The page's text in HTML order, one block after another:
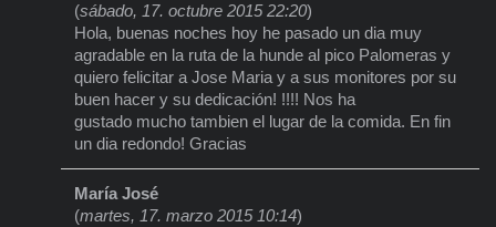
(sábado, 17. octubre 2015 22:20)
Hola, buenas noches hoy he pasado un dia muy
agradable en la ruta de la hunde al pico Palomeras y
quiero felicitar a Jose Maria y a sus monitores por su
buen hacer y su dedicación! !!!! Nos ha
gustado mucho tambien el lugar de la comida. En fin
un dia redondo! Gracias
María José
(martes, 17. marzo 2015 10:14)